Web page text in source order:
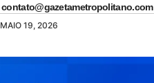
contato@gazetametropolitano.com
MAIO 19, 2026